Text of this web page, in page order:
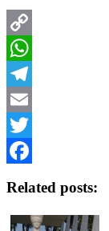
Copy
Link
WhatsApp
Telegram
Email
Twitter
Related posts: